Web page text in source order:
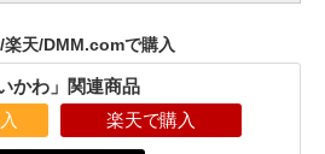
天/DMM.comで購入
かわ」関連商品
楽天で購入